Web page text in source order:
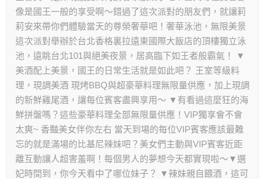
像是國王一般的享受啊～錯過了這次派對的朋友們，就讓莉
莉安來帶你們體驗當天的尊榮奢華吧！奢華泳池，無限美景
這次派對舉辦於台北香格裏拉遠東國際大飯店的頂樓獨立泳
池，遠眺台北101與絕美夜景，居高臨下如王者般霸氣！ ▼
美酒配上美景，國王的日常生活就是如此吧？ 王室等級料
理，現調美酒 現烤BBQ與超豪華料理無限量供應，加上現調
的新鮮雞尾酒，讓每位賓客盡興享用～ ▼有看過這麼狂的海
鮮拼盤嗎？這些豪華料理全部無限量供應！VIP獨享會不會
太爽~ 香豔美女伴你左右 當天到場的每位VIP賓客應該最難
忘的就是滿場的比基尼辣妹吧？美女們主動與VIP賓客近距
離互動讓人超害羞啊！每個男人的夢想今天都實現啦～▼選
妃時間到，你今天看中了哪位妹子？ ▼辣妹親自餵酒，這可